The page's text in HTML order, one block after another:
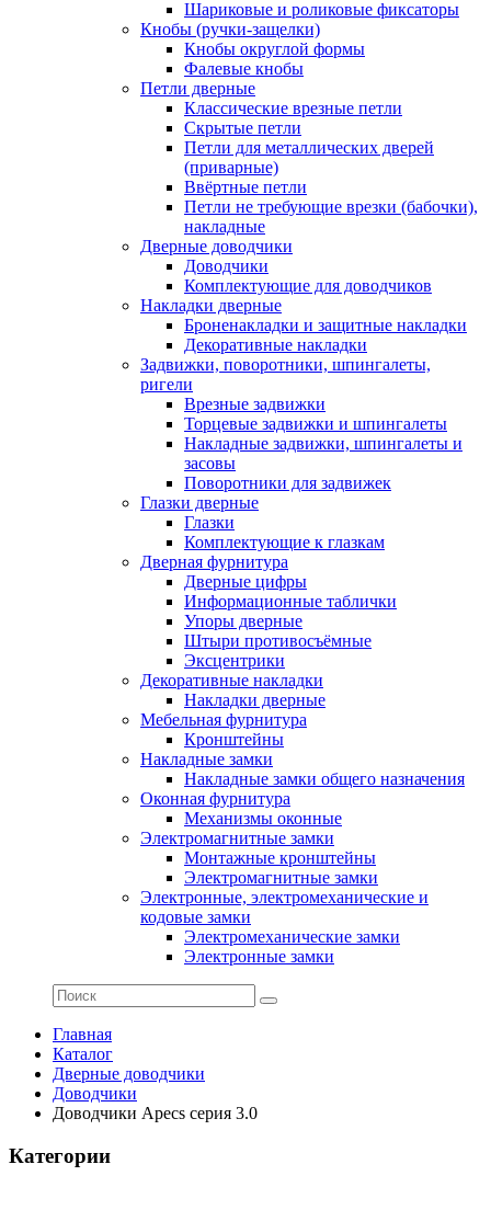
Шариковые и роликовые фиксаторы
Кнобы (ручки-защелки)
Кнобы округлой формы
Фалевые кнобы
Петли дверные
Классические врезные петли
Скрытые петли
Петли для металлических дверей
(приварные)
Ввёртные петли
Петли не требующие врезки (бабочки),
накладные
Дверные доводчики
Доводчики
Комплектующие для доводчиков
Накладки дверные
Броненакладки и защитные накладки
Декоративные накладки
Задвижки, поворотники, шпингалеты,
ригели
Врезные задвижки
Торцевые задвижки и шпингалеты
Накладные задвижки, шпингалеты и
засовы
Поворотники для задвижек
Глазки дверные
Глазки
Комплектующие к глазкам
Дверная фурнитура
Дверные цифры
Информационные таблички
Упоры дверные
Штыри противосъёмные
Эксцентрики
Декоративные накладки
Накладки дверные
Мебельная фурнитура
Кронштейны
Накладные замки
Накладные замки общего назначения
Оконная фурнитура
Механизмы оконные
Электромагнитные замки
Монтажные кронштейны
Электромагнитные замки
Электронные, электромеханические и
кодовые замки
Электромеханические замки
Электронные замки
Главная
Каталог
Дверные доводчики
Доводчики
Доводчики Apecs серия 3.0
Категории